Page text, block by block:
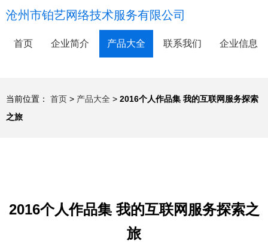
沧州市铂艺网络技术服务有限公司
首页 企业简介 产品大全 联系我们 企业信息
当前位置： 首页 > 产品大全 > 2016个人作品集 我的互联网服务探索
之旅
2016个人作品集 我的互联网服务探索之
旅